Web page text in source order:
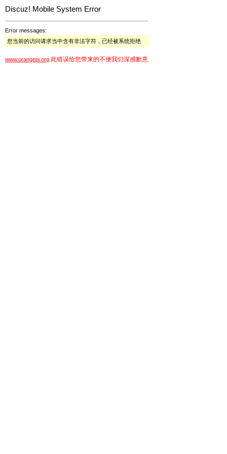
Discuz! Mobile System Error
Error messages:
您当前的访问请求当中含有非法字符，已经被系统拒绝
www.orangepi.org 此错误给您带来的不便我们深感歉意